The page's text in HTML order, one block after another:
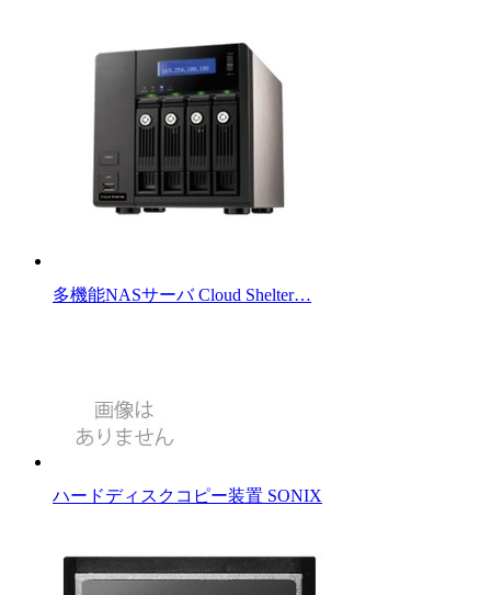
多機能NASサーバ Cloud Shelter…
ハードディスクコピー装置 SONIX